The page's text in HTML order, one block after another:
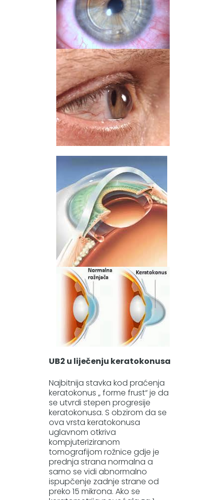
UB2 u liječenju keratokonusa
Najbitnija stavka kod praćenja
keratokonus „ forme frust“ je da
se utvrdi stepen progresije
keratokonusa. S obzirom da se
ova vrsta keratokonusa
uglavnom otkriva
kompjuteriziranom
tomografijom rožnice gdje je
prednja strana normalna a
samo se vidi abnormalno
ispupčenje zadnje strane od
preko 15 mikrona. Ako se